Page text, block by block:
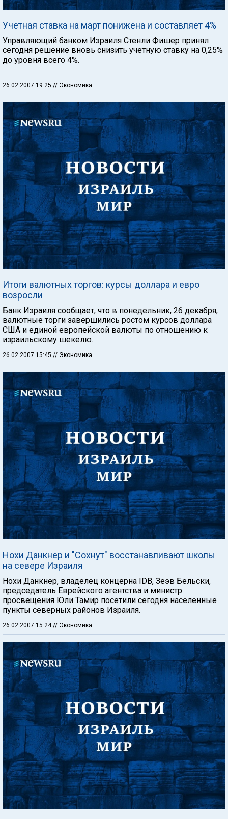
Учетная ставка на март понижена и составляет 4%
Управляющий банком Израиля Стенли Фишер принял
сегодня решение вновь снизить учетную ставку на 0,25%
до уровня всего 4%.
26.02.2007 19:25 // Экономика
Итоги валютных торгов: курсы доллара и евро
возросли
Банк Израиля сообщает, что в понедельник, 26 декабря,
валютные торги завершились ростом курсов доллара
США и единой европейской валюты по отношению к
израильскому шекелю.
26.02.2007 15:45 // Экономика
Нохи Данкнер и "Сохнут" восстанавливают школы
на севере Израиля
Нохи Данкнер, владелец концерна IDB, Зеэв Бельски,
председатель Еврейского агентства и министр
просвещения Юли Тамир посетили сегодня населенные
пункты северных районов Израиля.
26.02.2007 15:24 // Экономика